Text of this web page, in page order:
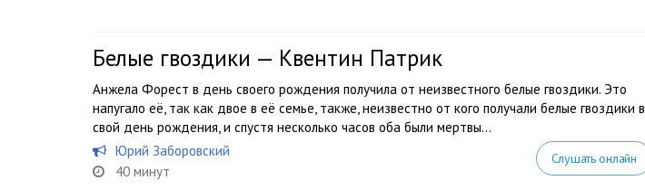
Белые гвоздики — Квентин Патрик
Анжела Форест в день своего рождения получила от неизвестного белые гвоздики. Это
напугало её, так как двое в её семье, также, неизвестно от кого получали белые гвоздики в
свой день рождения, и спустя несколько часов оба были мертвы…
Юрий Заборовский
40 минут
Слушать онлайн